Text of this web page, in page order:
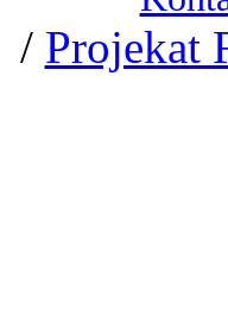
/ Projekat